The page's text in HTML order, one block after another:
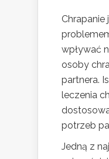
wpływać
osoby
partnera.
leczenia
potrzeb
Jedną z